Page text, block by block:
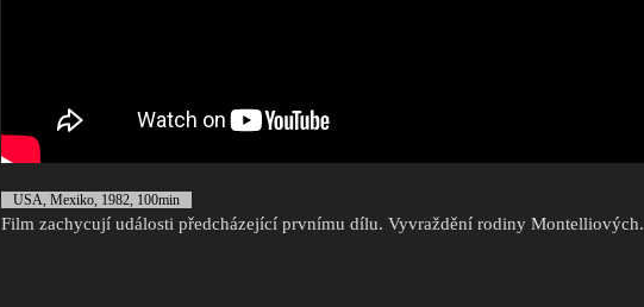
USA, Mexiko, 1982, 100min
Film zachycují události předcházející prvnímu dílu. Vyvraždění rodiny Montelliových.